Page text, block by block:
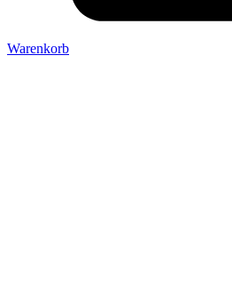
Warenkorb